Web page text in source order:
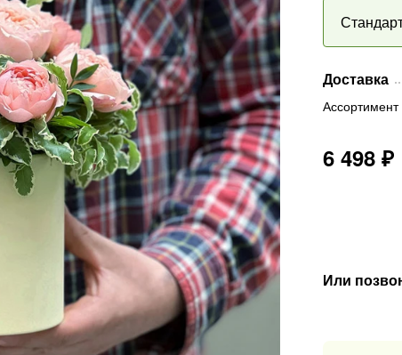
Доставка
Ассортимент
6 498 ₽
Или